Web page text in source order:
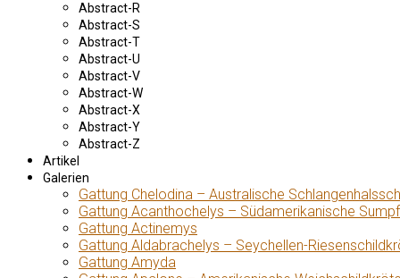
Abstract-R
Abstract-S
Abstract-T
Abstract-U
Abstract-V
Abstract-W
Abstract-X
Abstract-Y
Abstract-Z
Artikel
Galerien
Gattung Chelodina – Australische
Gattung Acanthochelys – Südamerikanische
Gattung Actinemys
Gattung Aldabrachelys – Seychellen-
Gattung Amyda